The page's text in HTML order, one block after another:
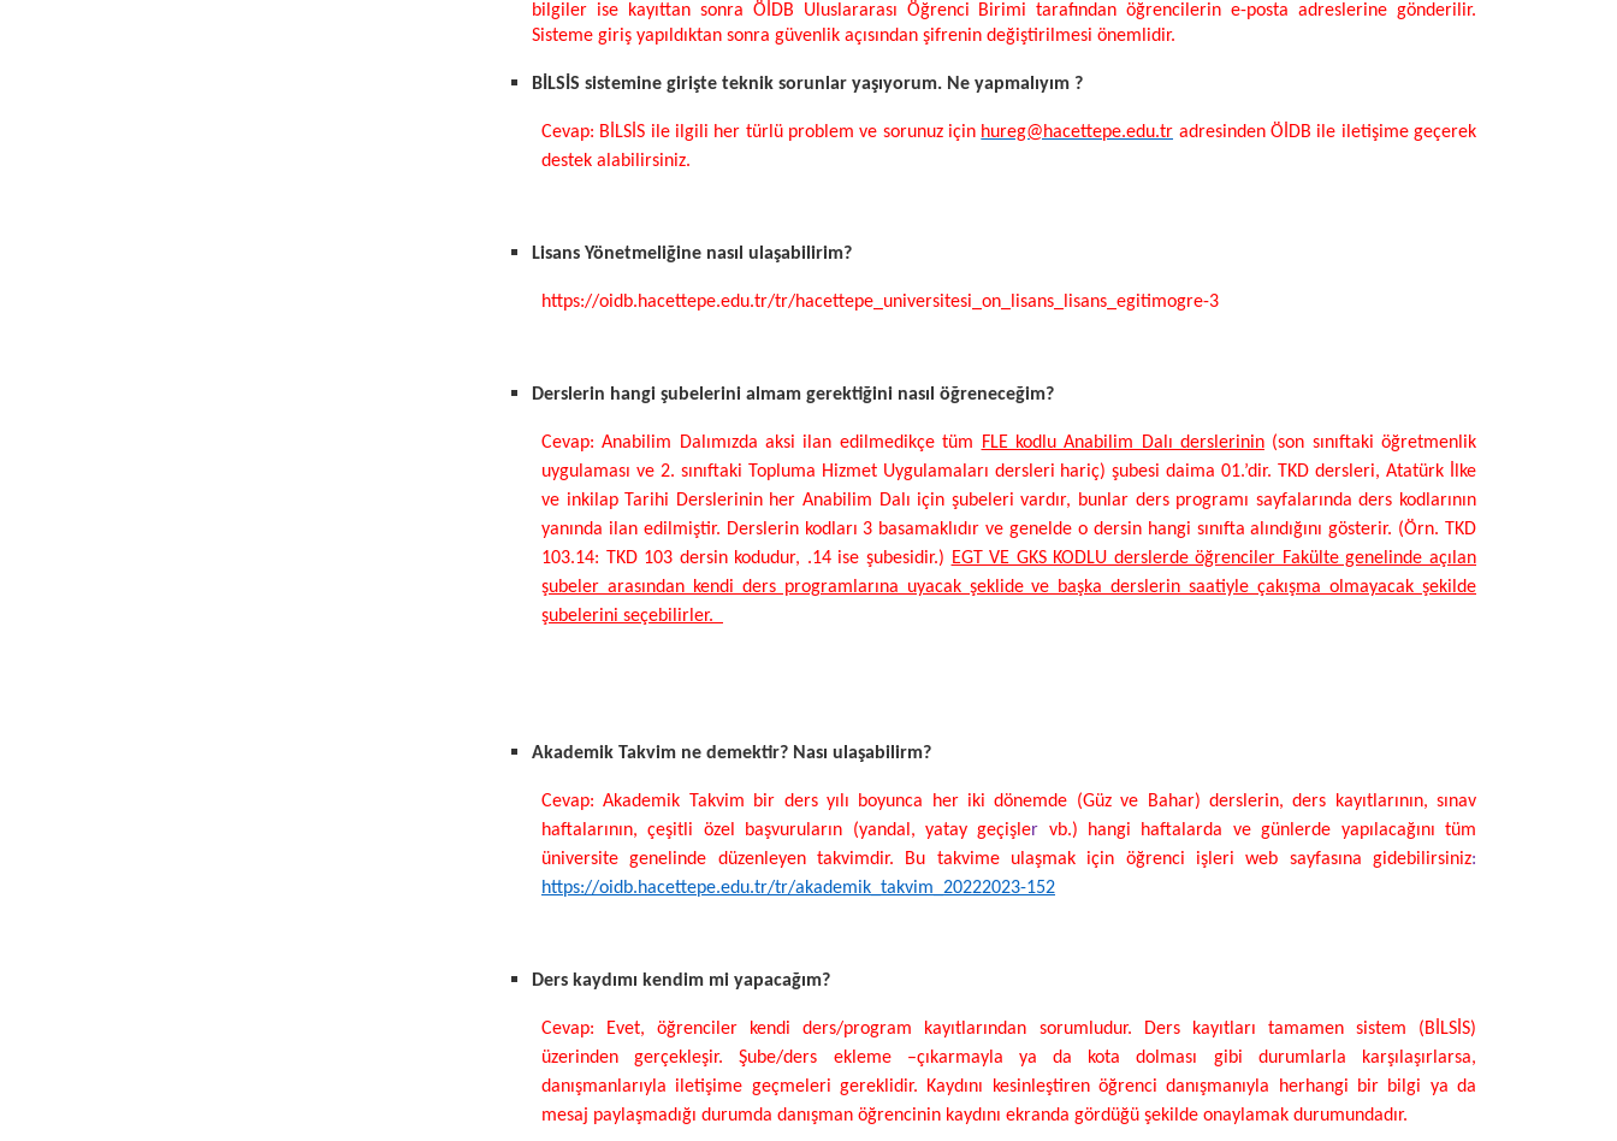
bilgiler ise kayıttan sonra ÖİDB Uluslararası Öğrenci Birimi tarafından öğrencilerin e-posta adreslerine gönderilir.
Sisteme giriş yapıldıktan sonra güvenlik açısından şifrenin değiştirilmesi önemlidir.
BİLSİS sistemine girişte teknik sorunlar yaşıyorum. Ne yapmalıyım ?
Cevap: BİLSİS ile ilgili her türlü problem ve sorunuz için hureg@hacettepe.edu.tr adresinden ÖİDB ile iletişime geçerek
destek alabilirsiniz.
Lisans Yönetmeliğine nasıl ulaşabilirim?
https://oidb.hacettepe.edu.tr/tr/hacettepe_universitesi_on_lisans_lisans_egitimogre-3
Derslerin hangi şubelerini almam gerektiğini nasıl öğreneceğim?
Cevap: Anabilim Dalımızda aksi ilan edilmedikçe tüm FLE kodlu Anabilim Dalı derslerinin(son sınıftaki öğretmenlik
uygulaması ve 2. sınıftaki Topluma Hizmet Uygulamaları dersleri hariç) şubesi daima 01.’dir. TKD dersleri, Atatürk İlke
ve inkilap Tarihi Derslerinin her Anabilim Dalı için şubeleri vardır, bunlar ders programı sayfalarında ders kodlarının
yanında ilan edilmiştir. Derslerin kodları 3 basamaklıdır ve genelde o dersin hangi sınıfta alındığını gösterir. (Örn. TKD
103.14: TKD 103 dersin kodudur, .14 ise şubesidir.) EGT VE GKS KODLU derslerde öğrenciler Fakülte genelinde açılan
şubeler arasından kendi ders programlarına uyacak şeklide ve başka derslerin saatiyle çakışma olmayacak şekilde
şubelerini seçebilirler.
Akademik Takvim ne demektir? Nası ulaşabilirm?
Cevap: Akademik Takvim bir ders yılı boyunca her iki dönemde (Güz ve Bahar) derslerin, ders kayıtlarının, sınav
haftalarının, çeşitli özel başvuruların (yandal, yatay geçişler vb.) hangi haftalarda ve günlerde yapılacağını tüm
üniversite genelinde düzenleyen takvimdir. Bu takvime ulaşmak için öğrenci işleri web sayfasına gidebilirsiniz:
https://oidb.hacettepe.edu.tr/tr/akademik_takvim_20222023-152
Ders kaydımı kendim mi yapacağım?
Cevap: Evet, öğrenciler kendi ders/program kayıtlarından sorumludur. Ders kayıtları tamamen sistem (BİLSİS)
üzerinden gerçekleşir. Şube/ders ekleme –çıkarmayla ya da kota dolması gibi durumlarla karşılaşırlarsa,
danışmanlarıyla iletişime geçmeleri gereklidir. Kaydını kesinleştiren öğrenci danışmanıyla herhangi bir bilgi ya da
mesaj paylaşmadığı durumda danışman öğrencinin kaydını ekranda gördüğü şekilde onaylamak durumundadır.